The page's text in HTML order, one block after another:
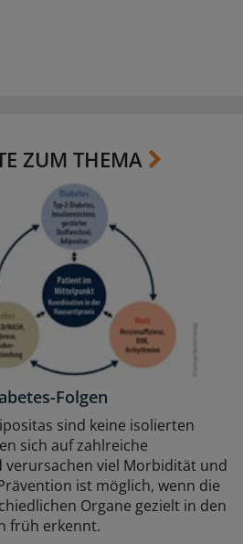
ZUM THEMA
Folgen
sind keine isolierten
sich auf zahlreiche
verursachen viel Morbidität und
ist möglich, wenn die
Organe gezielt in den
früh erkennt.